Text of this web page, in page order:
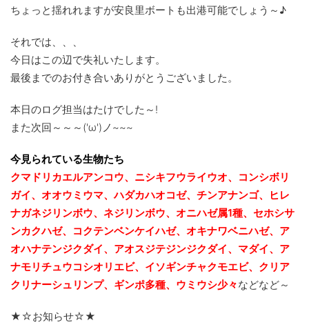
ちょっと揺れれますが安良里ボートも出港可能でしょう～♪
それでは、、、
今日はこの辺で失礼いたします。
最後までのお付き合いありがとうございました。
本日のログ担当はたけでした～!
また次回～～～('ω')ノ~~~
今見られている生物たち
クマドリカエルアンコウ、ニシキフウライウオ、コンシボリ
ガイ、オオウミウマ、ハダカハオコゼ、チンアナンゴ、ヒレ
ナガネジリンボウ、ネジリンボウ、オニハゼ属1種、セホシサ
ンカクハゼ、コクテンベンケイハゼ、オキナワベニハゼ、ア
オハナテンジクダイ、アオスジテジンジクダイ、マダイ、ア
ナモリチュウコシオリエビ、 イソギンチャクモエビ、クリア
クリナーシュリンプ、ギンポ多種、 ウミウシ少々などなど～
★☆お知らせ☆★